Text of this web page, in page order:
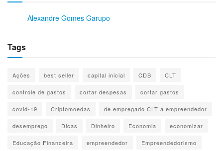
Alexandre Gomes Garupo
Tags
Ações best seller capital inicial CDB CLT
controle de gastos cortar despesas cortar gastos
covid-19 Criptomoedas de empregado CLT a empreendedor
desemprego Dicas Dinheiro Economia economizar
Educação Financeira empreendedor Empreendedorismo